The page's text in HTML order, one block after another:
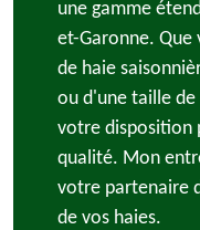
une gamme
et-Garonne. Que
de haie
ou d'une taille de
votre disposition
qualité. Mon
votre partenaire
de vos haies.